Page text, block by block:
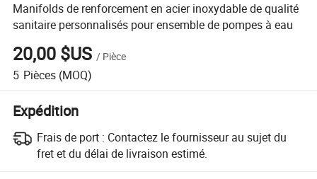
Manifolds de renforcement en acier inoxydable de qualité
sanitaire personnalisés pour ensemble de pompes à eau
20,00 $US / Pièce
5 Pièces (MOQ)
Expédition
Frais de port : Contactez le fournisseur au sujet du
fret et du délai de livraison estimé.